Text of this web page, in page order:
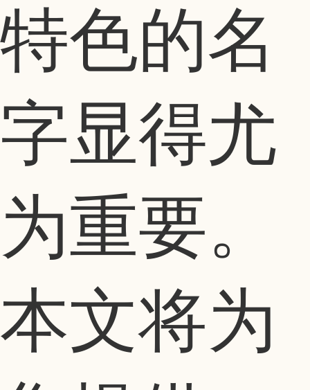
特色的名
字显得尤
为重要。
本文将为